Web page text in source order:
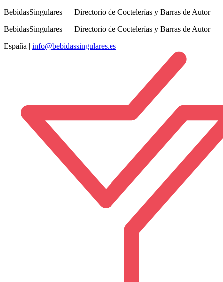
BebidasSingulares — Directorio de Coctelerías y Barras de Autor
BebidasSingulares — Directorio de Coctelerías y Barras de Autor
España | info@bebidassingulares.es